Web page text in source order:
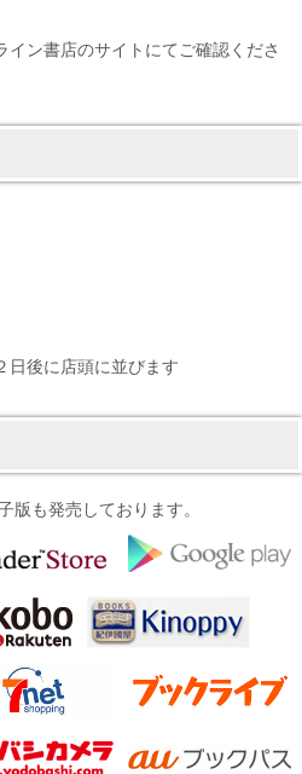
ン書店のサイトにてご確認くださ
後に店頭に並びます
版も発売しております。